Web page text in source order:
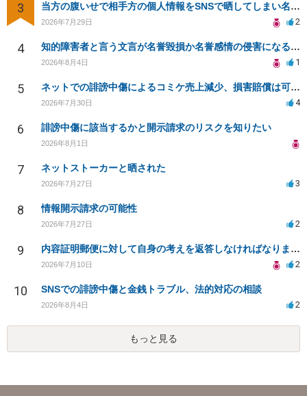
3 当方の腹いせで相手方の個人情報をSNSで晒してしまい名誉毀損させてしまったかもしれない
2026年7月29日 2
4 知的障害者と言う文言が名誉毀損か名誉感情の侵害になるか教えてほしい。
2026年8月4日 1
5 ネットでの誹謗中傷によるコミケ売上減少、損害賠償は可能か？
2026年7月30日 4
6 誹謗中傷に該当するかと開示請求のリスクを知りたい
2026年8月1日
7 ネットストーカーと晒された
2026年7月27日 3
8 情報開示請求の可能性
2026年7月27日 2
9 内容証明郵便に対して自身の考えを返答しなければなりませんか？
2026年7月10日 2
10 SNSでの誹謗中傷と金銭トラブル、法的対応の相談
2026年8月4日 2
もっと見る